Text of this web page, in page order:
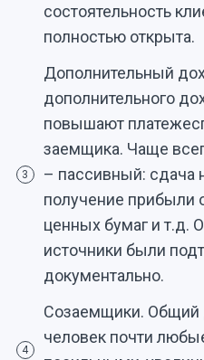
состоятельность
полностью открыта.
3
Дополнительный
дополнительного
повышают
заемщика. Чаще
– пассивный: сдача
получение прибыли
ценных бумаг и т.д.
источники были
документально.
4
Созаемщики. Общий
человек почти